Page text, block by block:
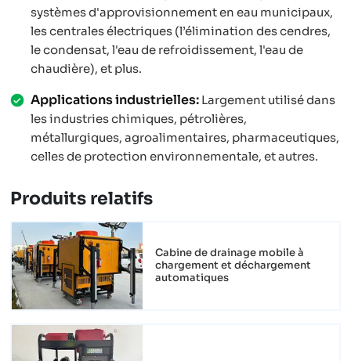
systèmes d'approvisionnement en eau municipaux,
les centrales électriques (l’élimination des cendres,
le condensat, l'eau de refroidissement, l'eau de
chaudière), et plus.
Applications industrielles: Largement utilisé dans
les industries chimiques, pétrolières,
métallurgiques, agroalimentaires, pharmaceutiques,
celles de protection environnementale, et autres.
Produits relatifs
Cabine de drainage mobile à
chargement et déchargement
automatiques